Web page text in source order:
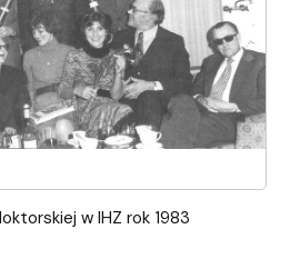
w IHZ rok 1983